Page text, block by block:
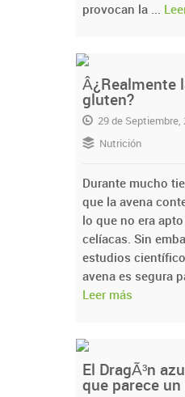
provocan la ...
Â¿Realmente
gluten?
29 de Septiembre,
Nutrición
Durante mucho
que la avena
lo que no era
celíacas. Sin
estudios
avena es segura
Leer más
El DragÃ³n
que parece